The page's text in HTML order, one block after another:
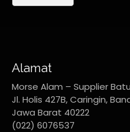
Alamat
Morse Alam – Supplier
Jl. Holis 427B, Caringin,
Jawa Barat 40222
(022) 6076537